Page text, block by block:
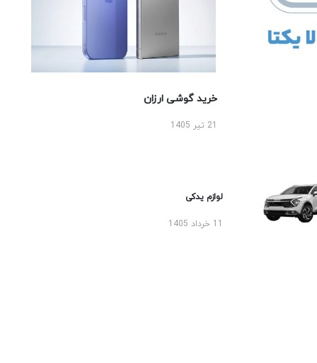
خرید گوشی ارزان
لوازم یدکی